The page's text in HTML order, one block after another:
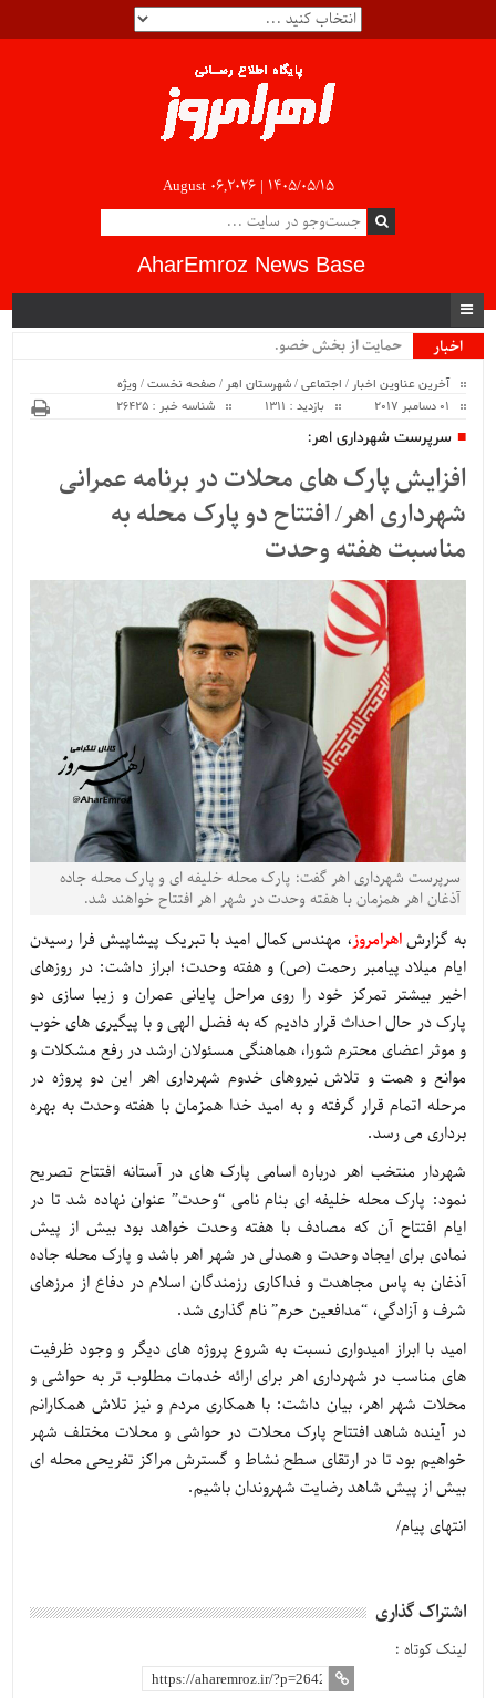
August 06,2026 | ۱۴۰۵/۰۵/۱۵
AharEmroz News Base
اخبار
حمایت از بخش خصوصی، .
آخرین عناوین اخبار / اجتماعی/شهرستان اهر /صفحه نخست/ ویژه
بازدید : 1311 شناسه خبر : 26425
سرپرست شهرداری اهر:
افزایش پارک های محلات در برنامه عمرانی
شهرداری اهر/ افتتاح دو پارک محله به
مناسبت هفته وحدت
سرپرست شهرداری اهر گفت: پارک محله خلیفه ای و پارک محله جاده
آذغان اهر همزمان با هفته وحدت در شهر اهر افتتاح خواهند شد.
به گزارشاهرامروز، مهندس کمال امید با تبریک پیشاپیش فرا رسیدن
ایام میلاد پیامبر رحمت (ص) و هفته وحدت؛ ابراز داشت: در روزهای
اخیر بیشتر تمرکز خود را روی مراحل پایانی عمران و زیبا سازی دو
پارک در حال احداث قرار دادیم که به فضل الهی و با پیگیری های خوب
و موثر اعضای محترم شورا، هماهنگی مسئولان ارشد در رفع مشکلات و
موانع و همت و تلاش نیروهای خدوم شهرداری اهر این دو پروژه در
مرحله اتمام قرار گرفته و به امید خدا همزمان با هفته وحدت به بهره
برداری می رسد.
شهردار منتخب اهر درباره اسامی پارک های در آستانه افتتاح تصریح
نمود: پارک محله خلیفه ای بنام نامی “وحدت” عنوان نهاده شد تا در
ایام افتتاح آن که مصادف با هفته وحدت خواهد بود بیش از پیش
نمادی برای ایجاد وحدت و همدلی در شهر اهر باشد و پارک محله جاده
آذغان به پاس مجاهدت و فداکاری رزمندگان اسلام در دفاع از مرزهای
شرف و آزادگی، “مدافعین حرم” نام گذاری شد.
امید با ابراز امیدواری نسبت به شروع پروژه های دیگر و وجود ظرفیت
های مناسب در شهرداری اهر برای ارائه خدمات مطلوب تر به حواشی و
محلات شهر اهر، بیان داشت: با همکاری مردم و نیز تلاش همکارانم
در آینده شاهد افتتاح پارک محلات در حواشی و محلات مختلف شهر
خواهیم بود تا در ارتقای سطح نشاط و گسترش مراکز تفریحی محله ای
بیش از پیش شاهد رضایت شهروندان باشیم.
انتهای پیام/
اشتراک گذاری
لینک کوتاه :